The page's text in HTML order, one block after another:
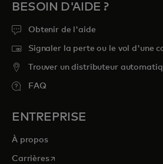
BESOIN D'AIDE ?
Obtenir de l'aide
Signaler la perte ou le vol d'une
Trouver un distributeur
FAQ
ENTREPRISE
À propos
Carrièress’ouvre dans un nouvel onglet